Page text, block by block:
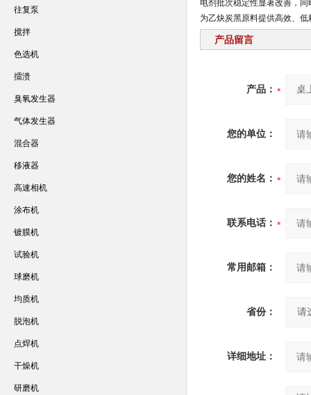
电剂批次稳定性显著改善，同
为乙炔炭黑原料提供高效、
产品留言
产品：
您的单位：
您的姓名：
联系电话：
常用邮箱：
省份：
详细地址：
往复泵
搅拌
色选机
擂溃
臭氧发生器
气体发生器
混合器
移液器
高速相机
涂布机
镀膜机
试验机
球磨机
均质机
脱泡机
点焊机
干燥机
研磨机